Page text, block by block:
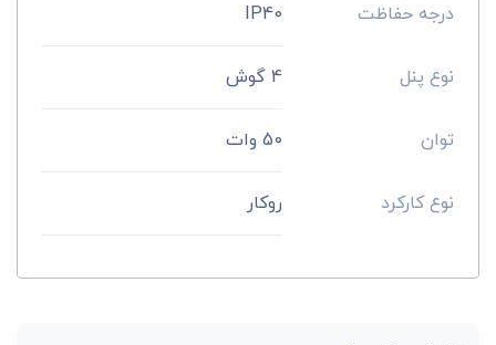
درجه حفاظت IP40
نوع پنل 4 گوش
توان 50 وات
نوع کارکرد روکار